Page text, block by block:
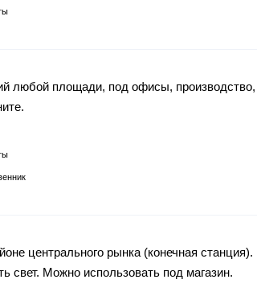
площади, под офисы, производство,
центрального рынка (конечная станция).
свет. Можно использовать под магазин.